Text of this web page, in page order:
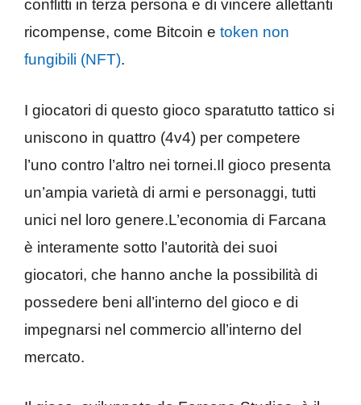
conflitti in terza persona e di vincere allettanti
ricompense, come Bitcoin e token non
fungibili (NFT).
I giocatori di questo gioco sparatutto tattico si
uniscono in quattro (4v4) per competere
l’uno contro l’altro nei tornei.Il gioco presenta
un’ampia varietà di armi e personaggi, tutti
unici nel loro genere.L’economia di Farcana
è interamente sotto l’autorità dei suoi
giocatori, che hanno anche la possibilità di
possedere beni all’interno del gioco e di
impegnarsi nel commercio all’interno del
mercato.